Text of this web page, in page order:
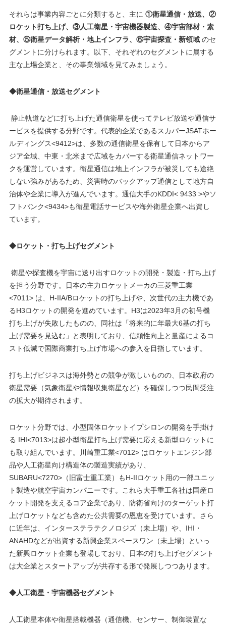
それらは事業内容ごとに分類すると、主に①衛星通信・放送、②
ロケット打ち上げ、③人工衛星・宇宙機器製造、④宇宙部材・素
材、⑤衛星データ解析・地上インフラ、⑥宇宙探査・新領域 のセ
グメントに分けられます。以下、それぞれのセグメントに属する
主な上場企業と、その事業領域を見てみましょう。
◆衛星通信・放送セグメント
静止軌道などに打ち上げた通信衛星を使ってテレビ放送や通信サ
ービスを提供する分野です。代表的企業であるスカパーJSATホー
ルディングス<9412>は、多数の通信衛星を保有して日本からア
ジア全域、中東・北米まで広域をカバーする衛星通信ネットワー
クを運営しています。衛星通信は地上インフラが被災しても途絶
しない強みがあるため、災害時のバックアップ通信として地方自
治体や企業に導入が進んでいます。通信大手のKDDI< 9433 >やソ
フトバンク<9434>も衛星電話サービスや海外衛星企業へ出資し
ています。
◆ロケット・打ち上げセグメント
衛星や探査機を宇宙に送り出すロケットの開発・製造・打ち上げ
を担う分野です。日本の主力ロケットメーカの三菱重工業
<7011> は、H-IIA/Bロケットの打ち上げや、次世代の主力機であ
るH3ロケットの開発を進めています。H3は2023年3月の初号機
打ち上げが失敗したものの、同社は「将来的に年最大6基の打ち
上げ需要を見込む」と表明しており、信頼性向上と量産によるコ
スト低減で国際商業打ち上げ市場への参入を目指しています。
打ち上げビジネスは海外勢との競争が激しいものの、日本政府の
衛星需要（気象衛星や情報収集衛星など）を確保しつつ民間受注
の拡大が期待されます。
ロケット分野では、小型固体ロケットイプシロンの開発を手掛け
る IHI<7013>は超小型衛星打ち上げ需要に応える新型ロケットに
も取り組んでいます。川崎重工業<7012> はロケットエンジン部
品や人工衛星向け構造体の製造実績があり、
SUBARU<7270>（旧富士重工業）もH-IIロケット用の一部ユニッ
ト製造や航空宇宙カンパニーです。これら大手重工各社は国産ロ
ケット開発を支えるコア企業であり、防衛省向けのターゲット打
上げロケットなども含めた公共需要の恩恵を受けています。さら
に近年は、インターステラテクノロジズ（未上場）や、IHI・
ANAHDなどが出資する新興企業スペースワン（未上場）といっ
た新興ロケット企業も登場しており、日本の打ち上げセグメント
は大企業とスタートアップが共存する形で発展しつつあります。
◆人工衛星・宇宙機器セグメント
人工衛星本体や衛星搭載機器（通信機、センサー、制御装置な